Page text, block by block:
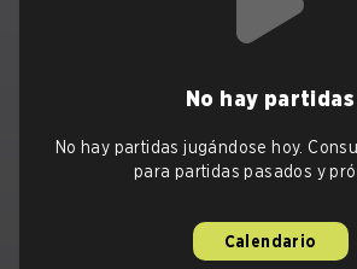
No hay partidas
No hay partidas jugándose hoy.
para partidas pasados y
Calendario